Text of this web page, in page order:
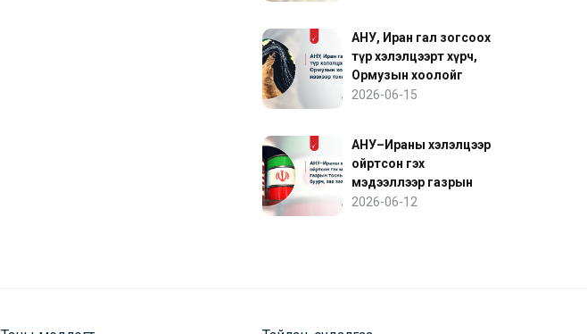
АНУ, Иран гал зогсоох
түр хэлэлцээрт хүрч,
Ормузын хоолойг
нээхээр тохиролцов
2026-06-15
АНУ–Ираны хэлэлцээр
ойртсон гэх
мэдээллээр газрын
тосны үнэ буурч, зах
2026-06-12